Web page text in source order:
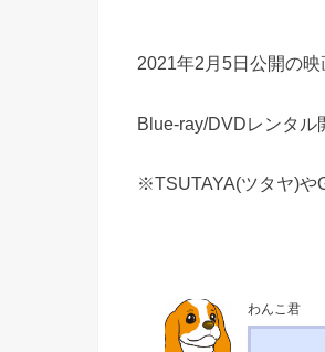
2021年2月5日公開の映
Blue-ray/DVDレンタル
※TSUTAYA(ツタヤ)や
わんこ君